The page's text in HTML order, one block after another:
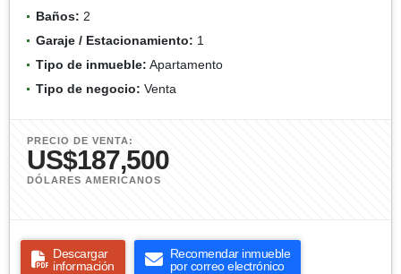
Baños: 2
Garaje / Estacionamiento: 1
Tipo de inmueble: Apartamento
Tipo de negocio: Venta
PRECIO DE VENTA:
US$187,500
DÓLARES AMERICANOS
Descargar
información
Recomendar inmueble
por correo electrónico